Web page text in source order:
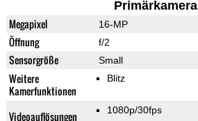
Primärkamera
Megapixel 16-MP
Öffnung f/2
Sensorgröße Small
Weitere
Kamerfunktionen
Blitz
Videoauflösungen 1080p/30fps